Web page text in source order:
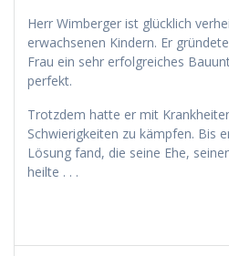
Herr Wimberger ist glücklich
erwachsenen Kindern. Er
Frau ein sehr erfolgreiches
perfekt.
Trotzdem hatte er mit
Schwierigkeiten zu kämpfen. Bis
Lösung fand, die seine Ehe,
heilte . . .